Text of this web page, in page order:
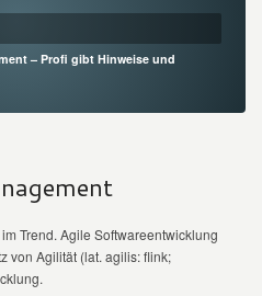
– Profi gibt Hinweise und
Trend. Agile Softwareentwicklung
von Agilität (lat. agilis: flink;